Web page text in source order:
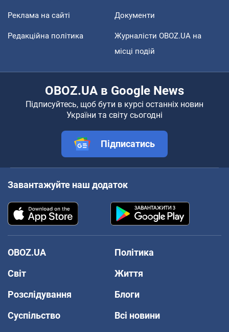
Реклама на сайті Документи
Редакційна політика
Журналісти OBOZ.UA на
місці подій
OBOZ.UA в Google News
Підписуйтесь, щоб бути в курсі останніх новин
України та світу сьогодні
Підписатись
Завантажуйте наш додаток
OBOZ.UA
Політика
Світ
Життя
Розслідування
Блоги
Суспільство
Всі новини